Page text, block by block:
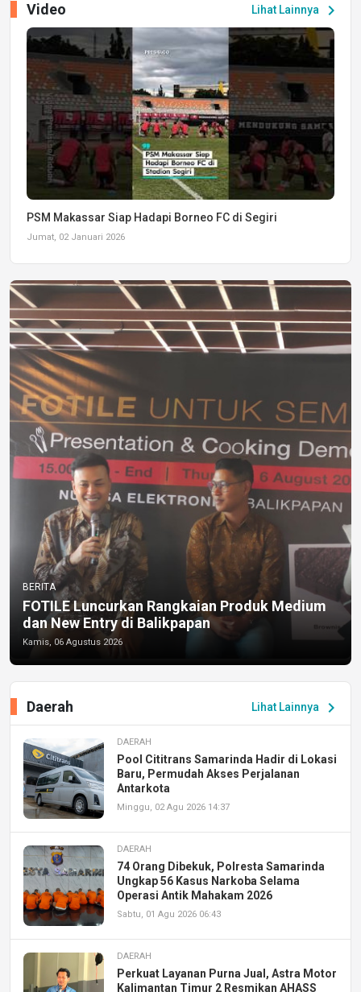
Lihat Lainnya chevron_right
Video
PSM Makassar Siap Hadapi Borneo FC di Segiri
Jumat, 02 Januari 2026
BERITA
FOTILE Luncurkan Rangkaian Produk Medium
dan New Entry di Balikpapan
Kamis, 06 Agustus 2026
Lihat Lainnya chevron_right
Daerah
DAERAH
Pool Cititrans Samarinda Hadir di Lokasi
Baru, Permudah Akses Perjalanan
Antarkota
Minggu, 02 Agu 2026 14:37
DAERAH
74 Orang Dibekuk, Polresta Samarinda
Ungkap 56 Kasus Narkoba Selama
Operasi Antik Mahakam 2026
Sabtu, 01 Agu 2026 06:43
DAERAH
Perkuat Layanan Purna Jual, Astra Motor
Kalimantan Timur 2 Resmikan AHASS